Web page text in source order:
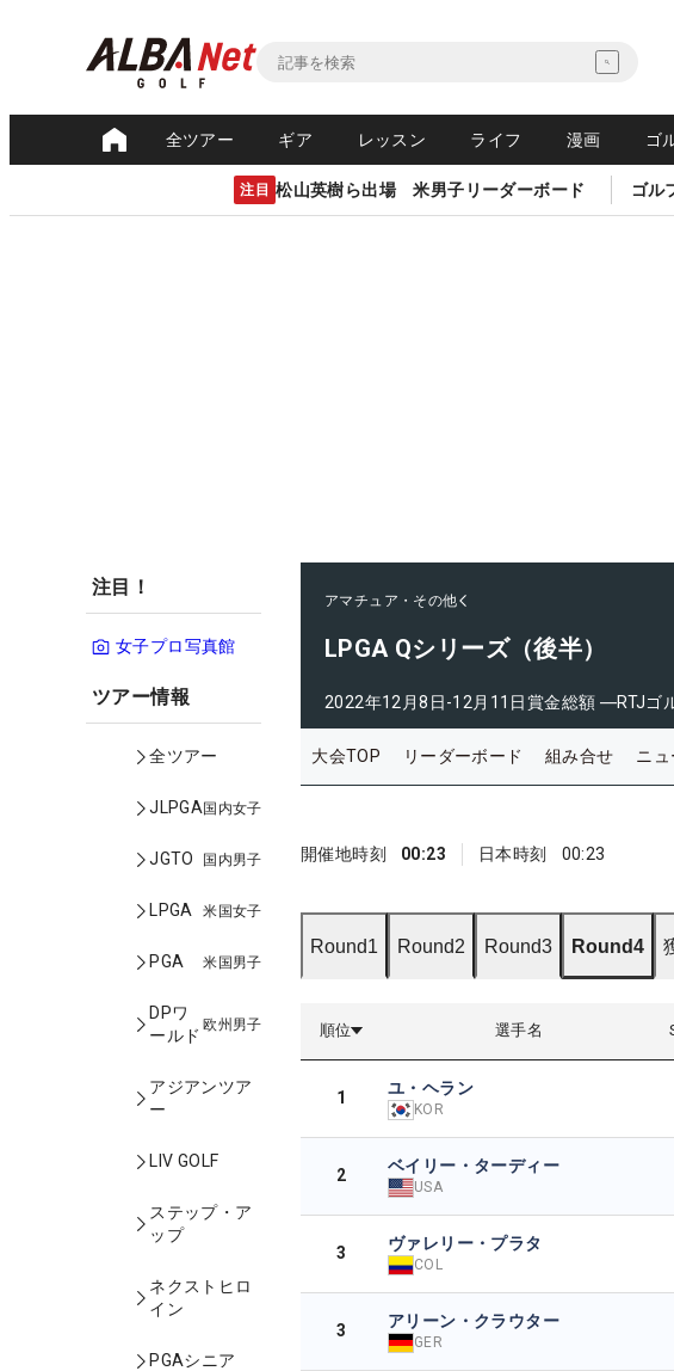
全ツアー ギア レッスン ライフ 漫画 ゴ
注目 松山英樹ら出場 米男子リーダーボード ゴル
注目！
女子プロ写真館
ツアー情報
全ツアー
JLPGA国内女子
JGTO 国内男子
LPGA 米国女子
PGA 米国男子
DPワ
ールド
欧州男子
アジアンツア
ー
LIV GOLF
ステップ・ア
ップ
ネクストヒロ
イン
PGAシニア
アマチュア・その他
LPGA Qシリーズ（後半）
2022年12月8日-12月11日賞金総額 ―RTJゴ
大会TOP リーダーボード 組み合せ ニュ
開催地時刻 00:23 日本時刻 00:23
Round1 Round2 Round3 Round4
順位 選手名
1 ユ・ヘラン
KOR
2 ベイリー・ターディー
USA
3 ヴァレリー・プラタ
COL
3 アリーン・クラウター
GER